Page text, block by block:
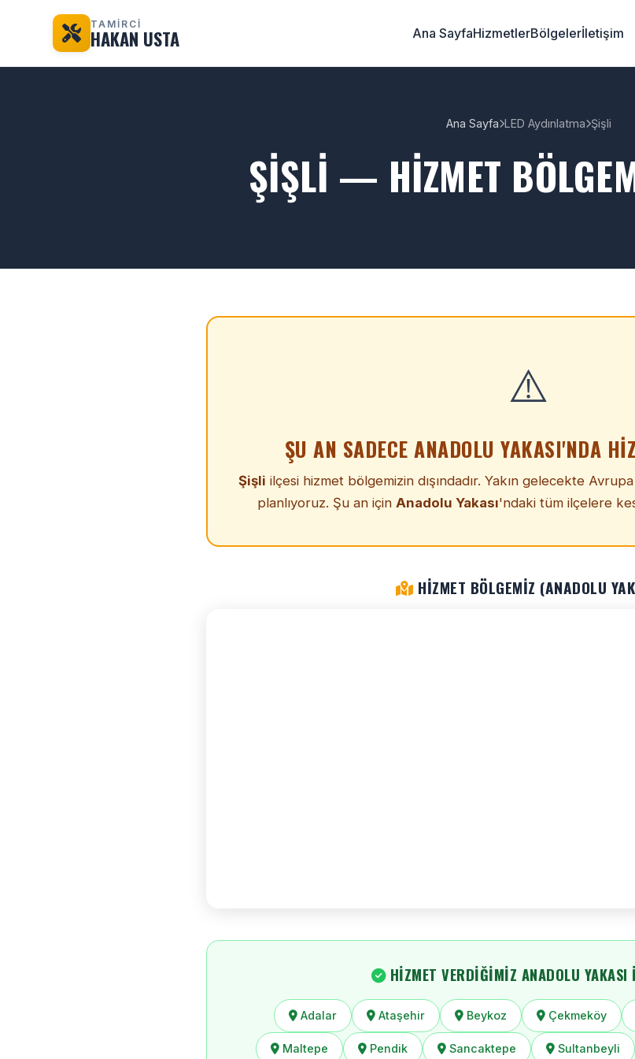
TAMİRCİ
HAKAN USTA Ana SayfaHizmetlerBölgelerİletişim
Ana Sayfa LED Aydınlatma Şişli
ŞIŞLI — HIZMET
⚠️
ŞU AN SADECE ANADOLU YAKASI'NDA
Şişli ilçesi hizmet bölgemizin dışındadır. Yakın gelecekte
planlıyoruz. Şu an için Anadolu Yakası'ndaki tüm ilçelere
HIZMET BÖLGEMIZ (ANADOLU
HIZMET VERDIĞIMIZ ANADOLU YAKASI
Adalar Ataşehir Beykoz Çekmeköy
Maltepe Pendik Sancaktepe Sultanbeyli